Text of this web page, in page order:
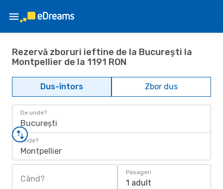
Rezervă zboruri ieftine de la București la
Montpellier de la 1191 RON
Dus-întors Zbor dus
De unde?
București
Unde?
Montpellier
Când?
Pasageri
1 adult